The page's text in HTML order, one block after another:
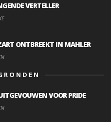
VERTELLER
ONTBREEKT IN MAHLER
VOOR PRIDE